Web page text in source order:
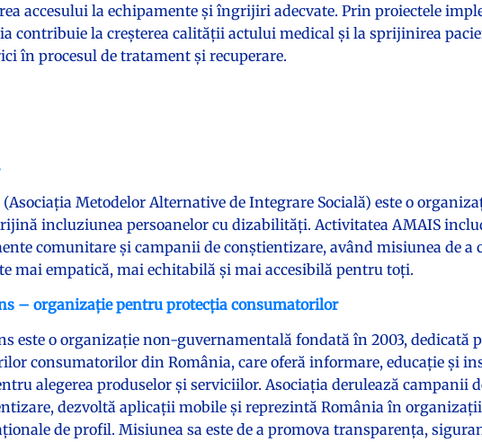
accesului la echipamente și îngrijiri adecvate. Prin proiectele
contribuie la creșterea calității actului medical și la sprijinirea
în procesul de tratament și recuperare.
(Asociația Metodelor Alternative de Integrare Socială) este o
incluziunea persoanelor cu dizabilități. Activitatea AMAIS
comunitare și campanii de conștientizare, având misiunea de a
mai empatică, mai echitabilă și mai accesibilă pentru toți.
– organizație pentru protecția consumatorilor
este o organizație non-guvernamentală fondată în 2003, dedicată
consumatorilor din România, care oferă informare, educație și
alegerea produselor și serviciilor. Asociația derulează campanii
dezvoltă aplicații mobile și reprezintă România în organizații
de profil. Misiunea sa este de a promova transparența,